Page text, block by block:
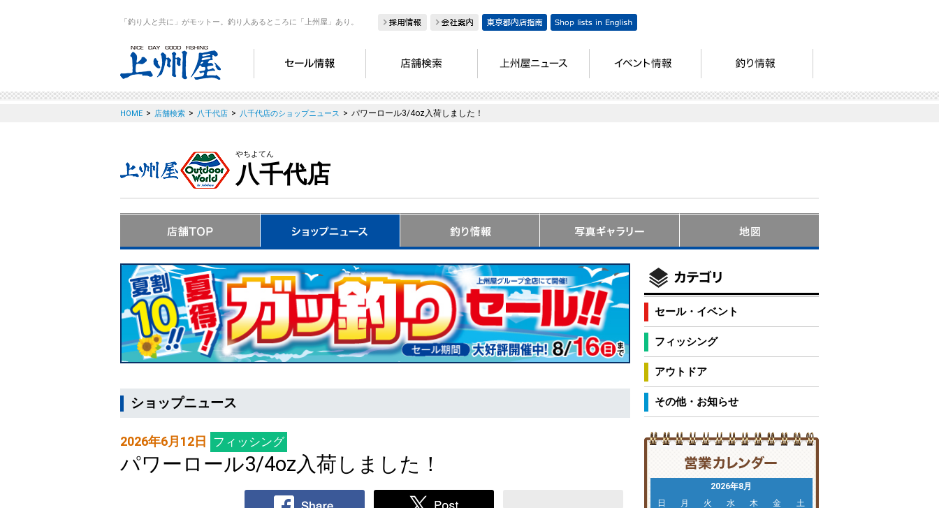
「釣り人と共に」がモットー。釣り人あるところに「上州屋」あり。
HOME > 店舗検索 > 八千代店 > 八千代店のショップニュース > パワーロール3/4oz入荷しました！
やちよてん
八千代店
ショップニュース
2026年6月12日 フィッシング
パワーロール3/4oz入荷しました！
セール・イベント
フィッシング
アウトドア
その他・お知らせ
2026年8月
日
月 火 水 木 金
土